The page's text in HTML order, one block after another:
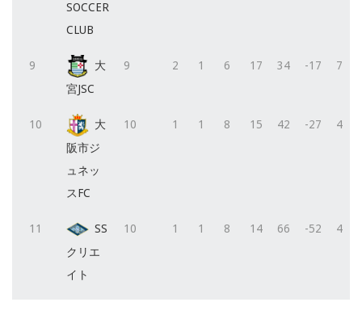
SOCCER
CLUB
9
大
宮JSC
9 2 1 6 17 34 -17 7
10
大
阪市ジ
ュネッ
スFC
10 1 1 8 15 42 -27 4
11
SS
クリエ
イト
10 1 1 8 14 66 -52 4